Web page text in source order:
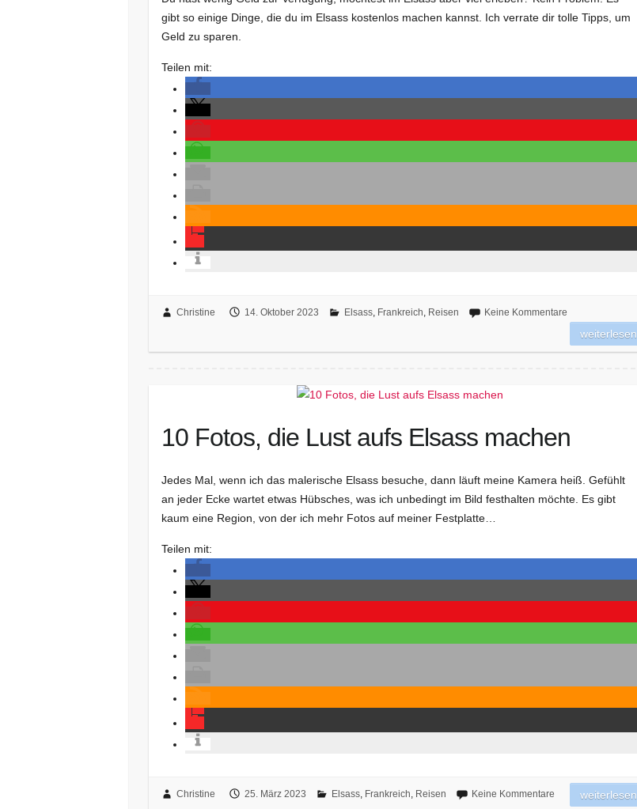
gibt so einige Dinge, die du im Elsass kostenlos machen kannst. Ich verrate dir tolle Tipps, um
Geld zu sparen.
Teilen mit:
Christine 14. Oktober 2023 Elsass, Frankreich, Reisen Keine Kommentare
weiterlesen
10 Fotos, die Lust aufs Elsass machen
Jedes Mal, wenn ich das malerische Elsass besuche, dann läuft meine Kamera heiß. Gefühlt
an jeder Ecke wartet etwas Hübsches, was ich unbedingt im Bild festhalten möchte. Es gibt
kaum eine Region, von der ich mehr Fotos auf meiner Festplatte…
Teilen mit:
Christine 25. März 2023 Elsass, Frankreich, Reisen Keine Kommentare weiterlesen